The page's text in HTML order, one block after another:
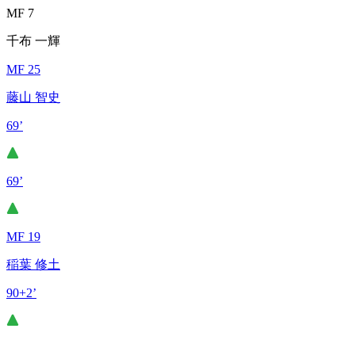
MF 7
千布 一輝
MF 25
藤山 智史
69’
69’
MF 19
稲葉 修土
90+2’